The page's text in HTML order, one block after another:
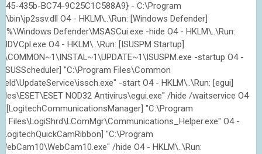
435b-BC74-9C25C1C588A9} - C:\Program
O4 - HKLM\..\Run: [Windows Defender]
Defender\MSASCui.exe -hide O4 - HKLM\..\Run:
O4 - HKLM\..\Run: [ISUSPM Startup]
-startup O4 -
"C:\Program Files\Common
-start O4 - HKLM\..\Run: [egui]
NOD32 Antivirus\egui.exe" /hide /waitservice O4
[LogitechCommunicationsManager] "C:\Program
Files\LogiShrd\LComMgr\Communications_Helper.exe" O4 -
"C:\Program
/hide O4 - HKLM\..\Run: